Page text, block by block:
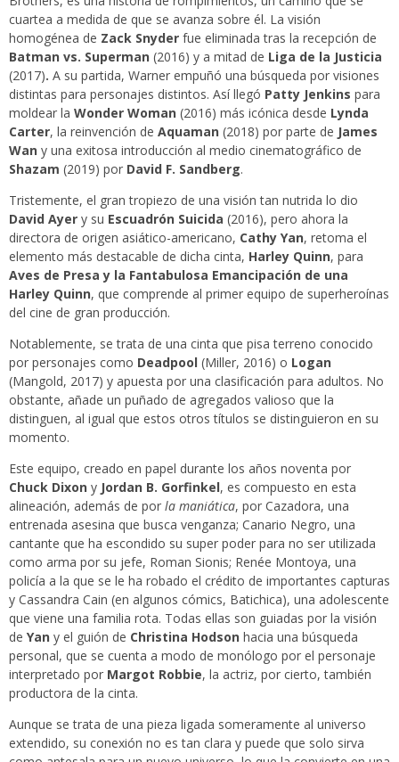
cuartea a medida de que se avanza sobre él. La visión
homogénea de Zack Snyder fue eliminada tras la recepción de
Batman vs. Superman (2016) y a mitad de Liga de la Justicia
(2017). A su partida, Warner empuñó una búsqueda por visiones
distintas para personajes distintos. Así llegó Patty Jenkins para
moldear la Wonder Woman (2016) más icónica desde Lynda
Carter, la reinvención de Aquaman (2018) por parte de James
Wan y una exitosa introducción al medio cinematográfico de
Shazam (2019) por David F. Sandberg.
Tristemente, el gran tropiezo de una visión tan nutrida lo dio
David Ayer y su Escuadrón Suicida (2016), pero ahora la
directora de origen asiático-americano, Cathy Yan, retoma el
elemento más destacable de dicha cinta, Harley Quinn, para
Aves de Presa y la Fantabulosa Emancipación de una
Harley Quinn, que comprende al primer equipo de superheroínas
del cine de gran producción.
Notablemente, se trata de una cinta que pisa terreno conocido
por personajes como Deadpool (Miller, 2016) o Logan
(Mangold, 2017) y apuesta por una clasificación para adultos. No
obstante, añade un puñado de agregados valioso que la
distinguen, al igual que estos otros títulos se distinguieron en su
momento.
Este equipo, creado en papel durante los años noventa por
Chuck Dixon y Jordan B. Gorfinkel, es compuesto en esta
alineación, además de por la maniática, por Cazadora, una
entrenada asesina que busca venganza; Canario Negro, una
cantante que ha escondido su super poder para no ser utilizada
como arma por su jefe, Roman Sionis; Renée Montoya, una
policía a la que se le ha robado el crédito de importantes capturas
y Cassandra Cain (en algunos cómics, Batichica), una adolescente
que viene una familia rota. Todas ellas son guiadas por la visión
de Yan y el guión de Christina Hodson hacia una búsqueda
personal, que se cuenta a modo de monólogo por el personaje
interpretado por Margot Robbie, la actriz, por cierto, también
productora de la cinta.
Aunque se trata de una pieza ligada someramente al universo
extendido, su conexión no es tan clara y puede que solo sirva